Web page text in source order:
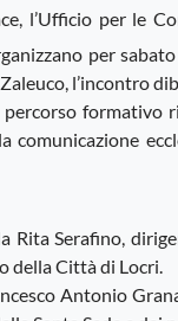
l’Ufficio per le
per
l’incontro
percorso
comunicazione
Rita Serafino,
della Città di Locri.
Antonio